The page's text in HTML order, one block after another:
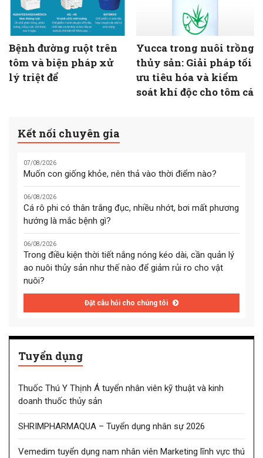
Bệnh đường ruột trên
tôm và biện pháp xử
lý triệt để
Yucca trong nuôi trồng
thủy sản: Giải pháp tối
ưu tiêu hóa và kiểm
soát khí độc cho tôm cá
Kết nối chuyên gia
07/08/2026
Muốn con giống khỏe, nên thả vào thời điểm nào?
06/08/2026
Cá rô phi có thân trắng đục, nhiều nhớt, bơi mất phương
hướng là mắc bệnh gì?
06/08/2026
Trong điều kiện thời tiết nắng nóng kéo dài, cần quản lý
ao nuôi thủy sản như thế nào để giảm rủi ro cho vật
nuôi?
Đặt câu hỏi cho chúng tôi
Tuyển dụng
Thuốc Thú Y Thịnh Á tuyển nhân viên kỹ thuật và kinh
doanh thuốc thủy sản
SHRIMPHARMAQUA – Tuyển dụng nhân sự 2026
Vemedim tuyển dụng nam nhân viên Marketing lĩnh vực thú